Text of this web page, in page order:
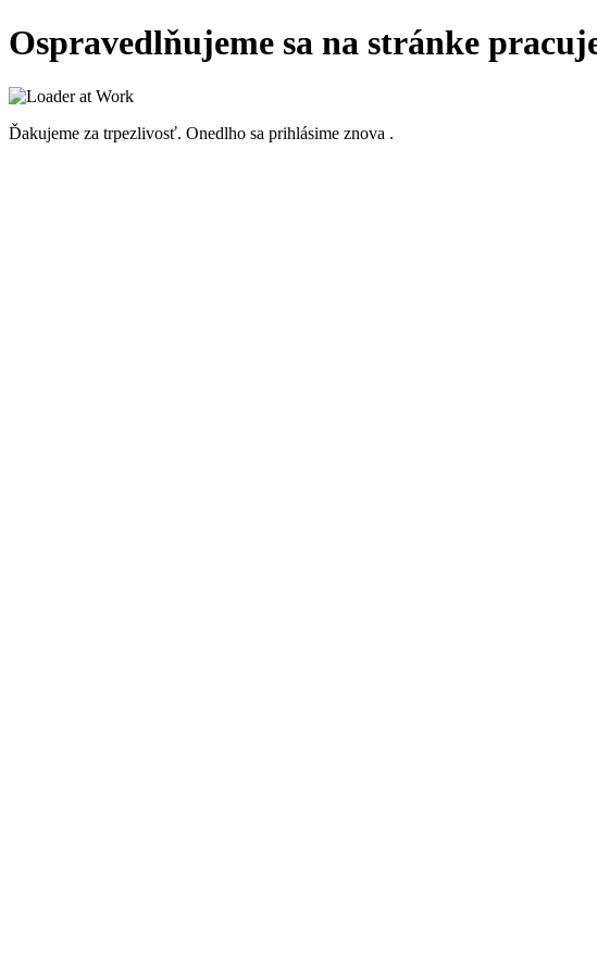
Ospravedlňujeme sa na stránke
Ďakujeme za trpezlivosť. Onedlho sa prihlásime znova .